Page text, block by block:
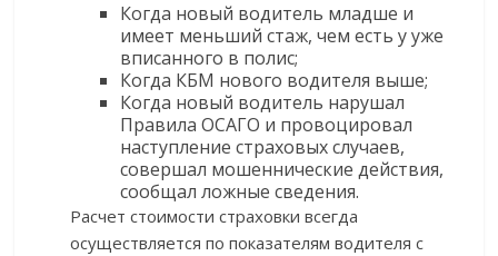
Когда новый водитель младше и
имеет меньший стаж, чем есть у уже
вписанного в полис;
Когда КБМ нового водителя выше;
Когда новый водитель нарушал
Правила ОСАГО и провоцировал
наступление страховых случаев,
совершал мошеннические действия,
сообщал ложные сведения.
Расчет стоимости страховки всегда
осуществляется по показателям водителя с